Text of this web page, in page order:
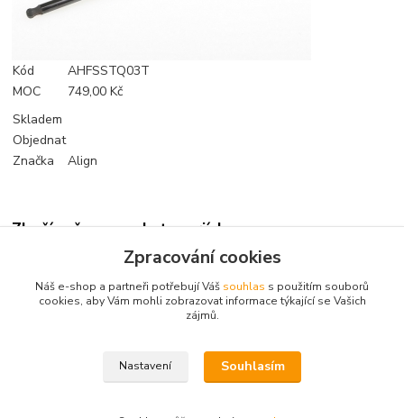
Kód
AHFSSTQ03T
MOC
749,00 Kč
Skladem
Objednat
Značka
Align
Zboží zařazeno v kategoriích
Startování
Zpracování cookies
Náš e-shop a partneři potřebují Váš souhlas s použitím souborů
cookies, aby Vám mohli zobrazovat informace týkající se Vašich
zájmů.
Nastavení Souhlasím